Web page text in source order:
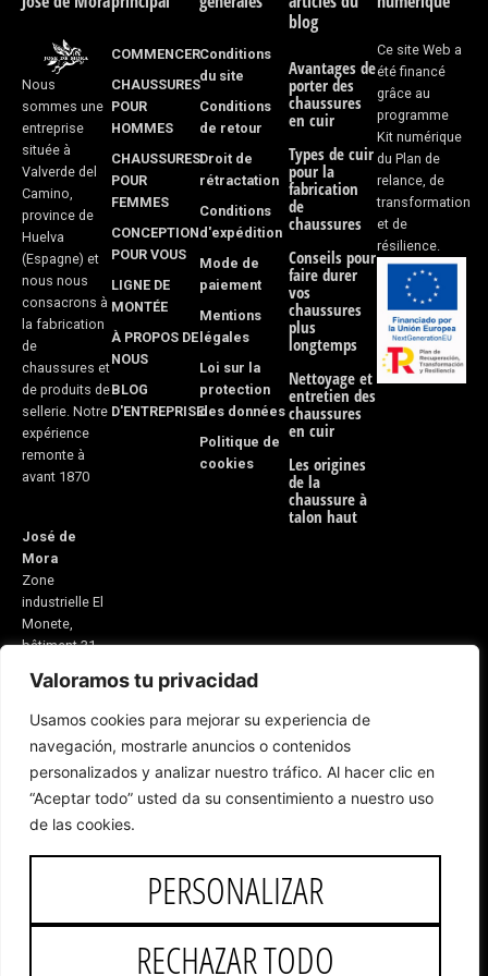
Valoramos tu privacidad
Usamos cookies para mejorar su experiencia de
navegación, mostrarle anuncios o contenidos
personalizados y analizar nuestro tráfico. Al hacer clic en
“Aceptar todo” usted da su consentimiento a nuestro uso
de las cookies.
PERSONALIZAR
RECHAZAR TODO
b
o
o
k
-
f
a
g
r
a
m
Nous
sommes une
entreprise
située à
Valverde del
Camino,
province de
Huelva
(Espagne) et
nous nous
consacrons à
la fabrication
de
chaussures et
de produits de
sellerie. Notre
expérience
remonte à
avant 1870
José de
Mora
Zone
industrielle El
Monete,
bâtiment 31
21600
Camino
Huelva,
Espagne
E-mail:
5v@equitacionvalverde.com
Service client:
959 553 546
COMMENCER
CHAUSSURES
POUR
HOMMES
CHAUSSURES
POUR
FEMMES
CONCEPTION
POUR VOUS
LIGNE DE
MONTÉE
À PROPOS DE
NOUS
BLOG
D'ENTREPRISE
Conditions
du site
Conditions
de retour
Droit de
rétractation
Conditions
d'expédition
Mode de
paiement
Mentions
légales
Loi sur la
protection
des données
Politique de
cookies
blog
Avantages de
porter des
chaussures
en cuir
Types de cuir
pour la
fabrication
de
chaussures
Conseils pour
faire durer
vos
chaussures
plus
longtemps
Nettoyage et
entretien des
chaussures
en cuir
Les origines
de la
chaussure à
talon haut
Ce site Web a
été financé
grâce au
programme
Kit numérique
du Plan de
relance, de
transformation
et de
résilience.
Droits d'auteur © 2025 José de
Mora